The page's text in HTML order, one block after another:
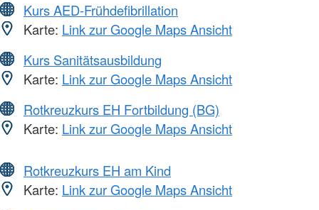
Kurs AED-Frühdefibrillation
Karte: Link zur Google Maps Ansicht
Kurs Sanitätsausbildung
Karte: Link zur Google Maps Ansicht
Rotkreuzkurs EH Fortbildung (BG)
Karte: Link zur Google Maps Ansicht
Rotkreuzkurs EH am Kind
Karte: Link zur Google Maps Ansicht